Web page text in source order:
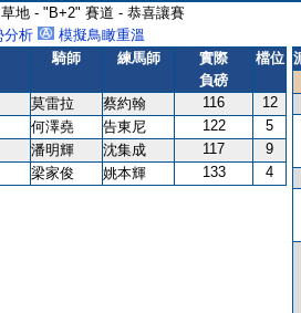
地 - "B+2" 賽道 - 恭喜讓賽
分析
模擬鳥瞰重溫
騎師 練馬師
實際
負磅
檔位
莫雷拉 蔡約翰 116
12
何澤堯 告東尼 122
5
潘明輝 沈集成 117
9
梁家俊 姚本輝 133 4